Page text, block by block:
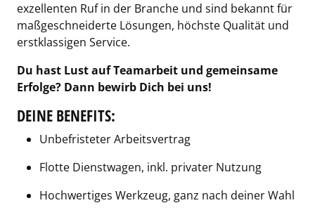
exzellenten Ruf in der Branche und sind bekannt für
maßgeschneiderte Lösungen, höchste Qualität und
erstklassigen Service.
Du hast Lust auf Teamarbeit und gemeinsame
Erfolge? Dann bewirb Dich bei uns!
DEINE BENEFITS:
Unbefristeter Arbeitsvertrag
Flotte Dienstwagen, inkl. privater Nutzung
Hochwertiges Werkzeug, ganz nach deiner Wahl